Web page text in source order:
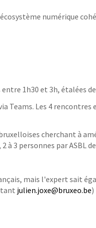
numérique
1h30 et 3h, étalées
Teams. Les 4 rencontres
cherchant à
à 3 personnes par ASBL
mais l'expert sait
julien.joxe@bruxeo.be)